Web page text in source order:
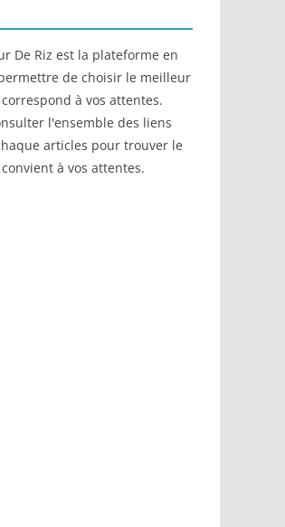
De Riz est la plateforme en
de choisir le meilleur
à vos attentes.
l'ensemble des liens
articles pour trouver le
à vos attentes.